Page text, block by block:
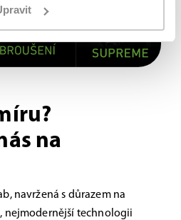
na
navržená s důrazem na
nejmodernější technologii